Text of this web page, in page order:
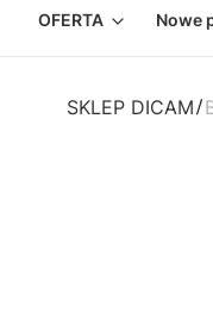
OFERTA Nowe
SKLEP DICAM